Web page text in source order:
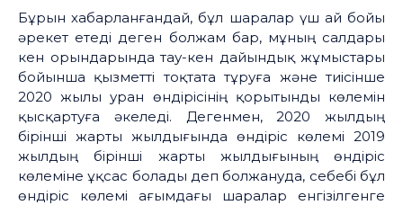
Бұрын хабарланғандай, бұл шаралар үш ай бойы
әрекет етеді деген болжам бар, мұның салдары
кен орындарында тау-кен дайындық жұмыстары
бойынша қызметті тоқтата тұруға және тиісінше
2020 жылы уран өндірісінің қорытынды көлемін
қысқартуға әкеледі. Дегенмен, 2020 жылдың
бірінші жарты жылдығында өндіріс көлемі 2019
жылдың бірінші жарты жылдығының өндіріс
көлеміне ұқсас болады деп болжануда, себебі бұл
өндіріс көлемі ағымдағы шаралар енгізілгенге